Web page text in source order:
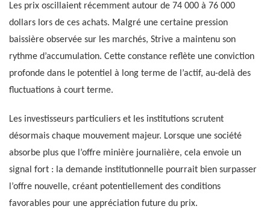
Les prix oscillaient récemment autour de 74 000 à 76 000
dollars lors de ces achats. Malgré une certaine pression
baissière observée sur les marchés, Strive a maintenu son
rythme d’accumulation. Cette constance reflète une conviction
profonde dans le potentiel à long terme de l’actif, au-delà des
fluctuations à court terme.
Les investisseurs particuliers et les institutions scrutent
désormais chaque mouvement majeur. Lorsque une société
absorbe plus que l’offre minière journalière, cela envoie un
signal fort : la demande institutionnelle pourrait bien surpasser
l’offre nouvelle, créant potentiellement des conditions
favorables pour une appréciation future du prix.